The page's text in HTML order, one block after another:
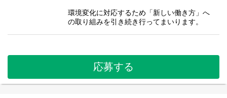
環境変化に対応するため「新しい働き方」へ
の取り組みを引き続き行ってまいります。
応募する